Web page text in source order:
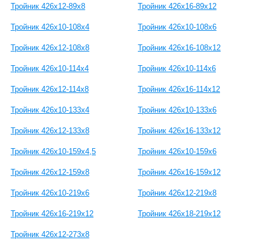
Тройник 426х12-89х8 Тройник 426х16-89х12
Тройник 426х10-108х4 Тройник 426х10-108х6
Тройник 426х12-108х8 Тройник 426х16-108х12
Тройник 426х10-114х4 Тройник 426х10-114х6
Тройник 426х12-114х8 Тройник 426х16-114х12
Тройник 426х10-133х4 Тройник 426х10-133х6
Тройник 426х12-133х8 Тройник 426х16-133х12
Тройник 426х10-159х4,5 Тройник 426х10-159х6
Тройник 426х12-159х8 Тройник 426х16-159х12
Тройник 426х10-219х6 Тройник 426х12-219х8
Тройник 426х16-219х12 Тройник 426х18-219х12
Тройник 426х12-273х8